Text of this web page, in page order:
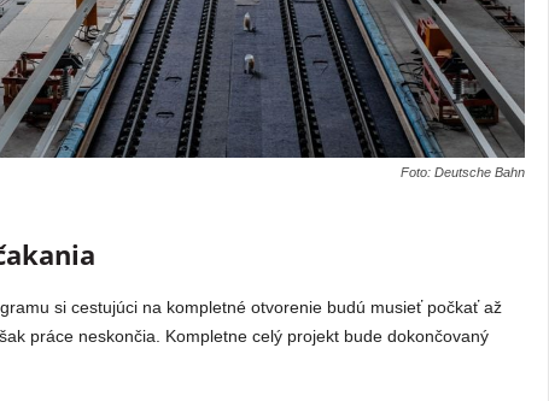
Foto: Deutsche Bahn
si cestujúci na kompletné otvorenie budú musieť počkať až
práce neskončia. Kompletne celý projekt bude dokončovaný